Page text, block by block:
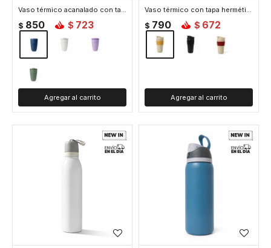
Vaso térmico acanalado con tapa 450ml - Azul
$ 850 $ 723
Vaso térmico con tapa hermética 450ml - Amarillo
$ 790 $ 672